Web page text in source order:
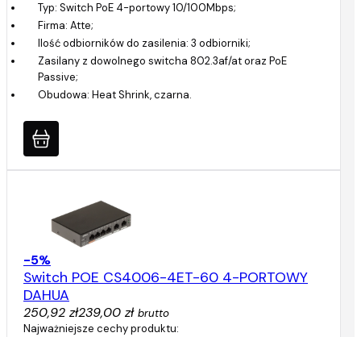
Typ: Switch PoE 4-portowy 10/100Mbps;
Firma: Atte;
Ilość odbiorników do zasilenia: 3 odbiorniki;
Zasilany z dowolnego switcha 802.3af/at oraz PoE
Passive;
Obudowa: Heat Shrink, czarna.
-5%
Switch POE CS4006-4ET-60 4-PORTOWY
DAHUA
250,92 zł239,00 zł brutto
Najważniejsze cechy produktu: